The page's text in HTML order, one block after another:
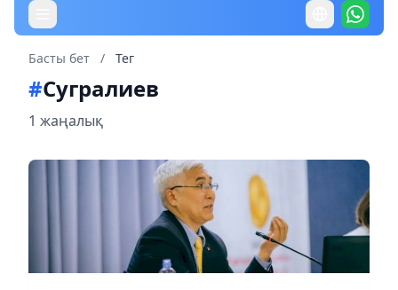
Басты бет / Тег
#Сугралиев
1 жаңалық